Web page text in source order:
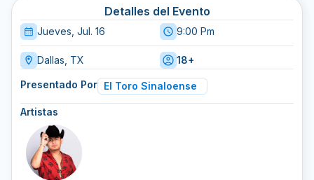
Detalles del Evento
Jueves, Jul. 16 9:00 Pm
Dallas, TX 18+
Presentado Por El Toro Sinaloense
Artistas